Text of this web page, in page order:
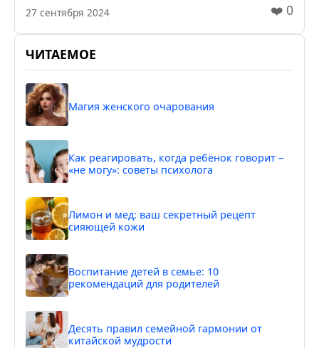
27 сентября 2024 ❤️ 0
ЧИТАЕМОЕ
Магия женского очарования
Как реагировать, когда ребёнок говорит –
«не могу»: советы психолога
Лимон и мед: ваш секретный рецепт
сияющей кожи
Воспитание детей в семье: 10
рекомендаций для родителей
Десять правил семейной гармонии от
китайской мудрости